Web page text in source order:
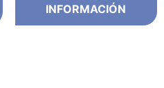
INFORMACIÓN